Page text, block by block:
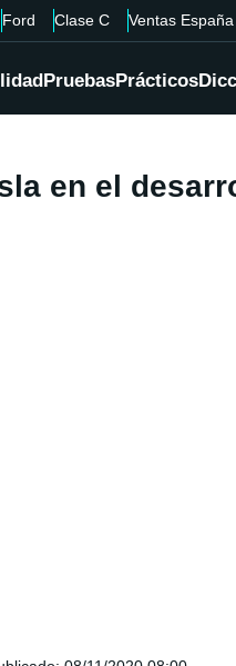
Ford Clase C Ventas España
PruebasPrácticos
en el